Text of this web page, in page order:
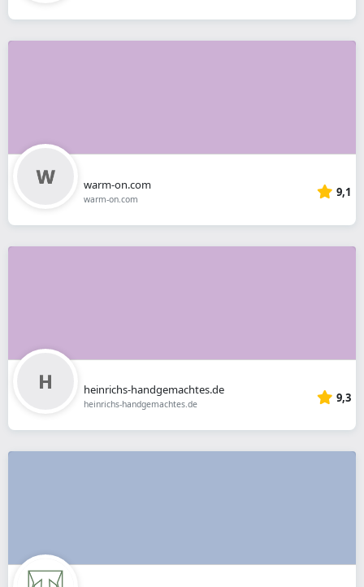
warm-on.com
warm-on.com 9,1
heinrichs-handgemachtes.de
heinrichs-handgemachtes.de 9,3